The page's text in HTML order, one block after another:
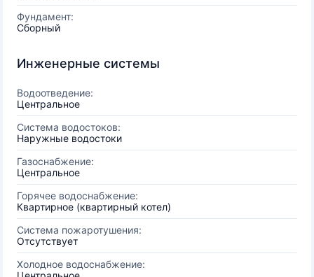
Фундамент:
Сборный
Инженерные системы
Водоотведение:
Центральное
Система водостоков:
Наружные водостоки
Газоснабжение:
Центральное
Горячее водоснабжение:
Квартирное (квартирный котел)
Система пожаротушения:
Отсутствует
Холодное водоснабжение: